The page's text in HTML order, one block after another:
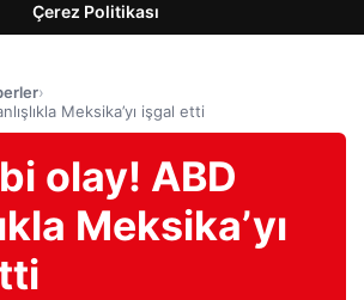
Çerez Politikası
›
Meksika’yı işgal etti
olay! ABD
Meksika’yı